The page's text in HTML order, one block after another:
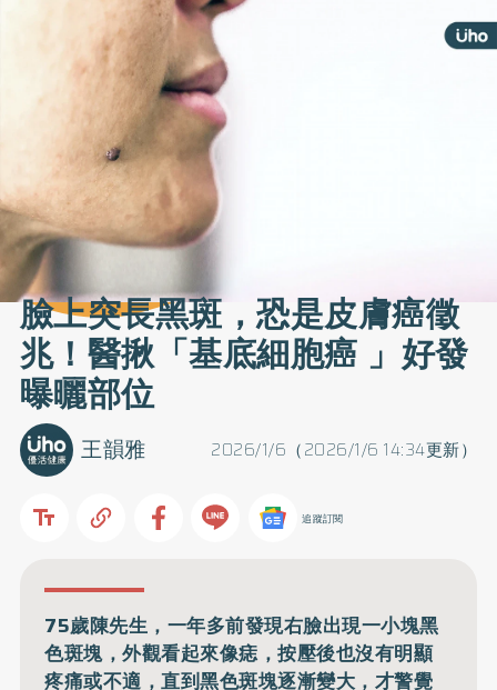
臉上突長黑斑，恐是皮膚癌徵
兆！醫揪「基底細胞癌 」好發
曝曬部位
2026/1/6（2026/1/6 14:34更新）
王韻雅
追蹤訂閱
75歲陳先生，一年多前發現右臉出現一小塊黑
色斑塊，外觀看起來像痣，按壓後也沒有明顯
疼痛或不適，直到黑色斑塊逐漸變大，才警覺